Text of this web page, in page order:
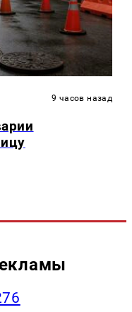
9 часов назад